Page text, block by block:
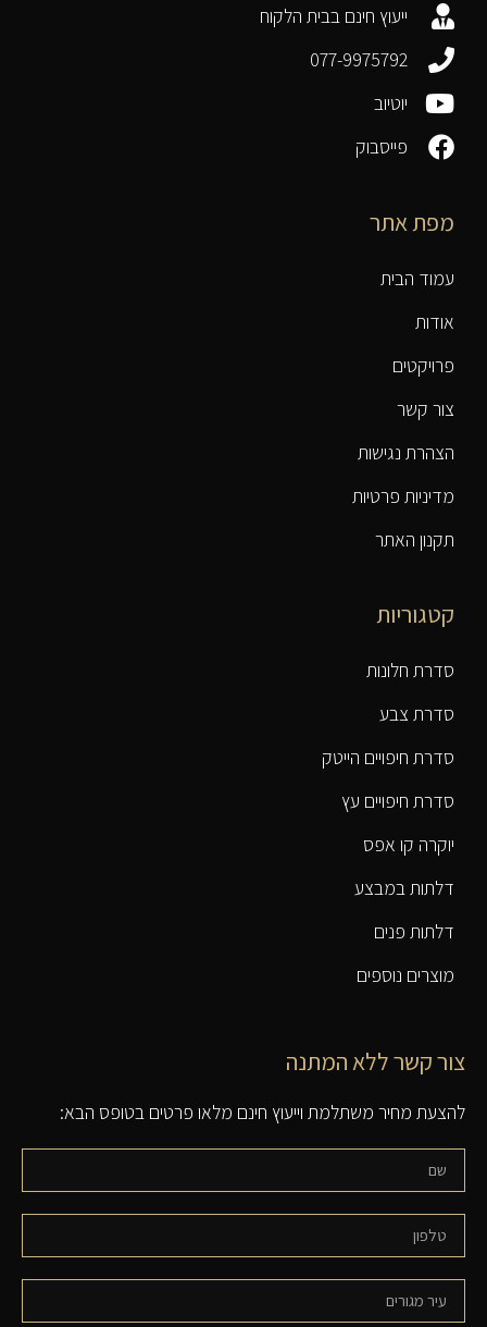
ייעוץ חינם בבית הלקוח
077-9975792
יוטיוב
פייסבוק
מפת אתר
עמוד הבית
אודות
פרויקטים
צור קשר
הצהרת נגישות
מדיניות פרטיות
תקנון האתר
קטגוריות
סדרת חלונות
סדרת צבע
סדרת חיפויים הייטק
סדרת חיפויים עץ
יוקרה קו אפס
דלתות במבצע
דלתות פנים
מוצרים נוספים
צור קשר ללא המתנה
להצעת מחיר משתלמת וייעוץ חינם מלאו פרטים בטופס הבא: